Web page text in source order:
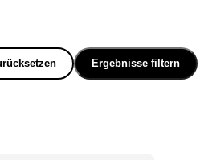
Ergebnisse filtern